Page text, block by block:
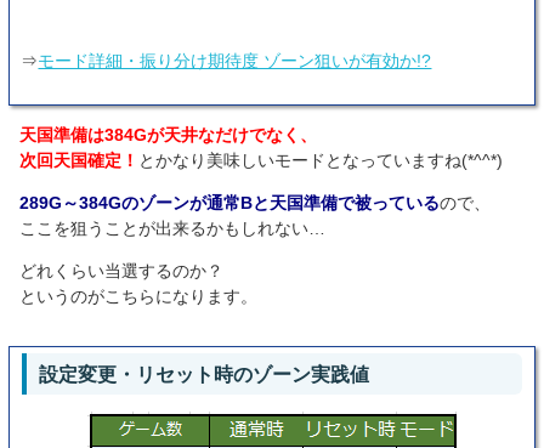
⇒モード詳細・振り分け期待度 ゾーン狙いが有効か!?
天国準備は384Gが天井なだけでなく、
次回天国確定！ とかなり美味しいモードとなっていますね(*^^*)
289G～384Gのゾーンが通常Bと天国準備で被っているので、
ここを狙うことが出来るかもしれない…
どれくらい当選するのか？
というのがこちらになります。
設定変更・リセット時のゾーン実践値